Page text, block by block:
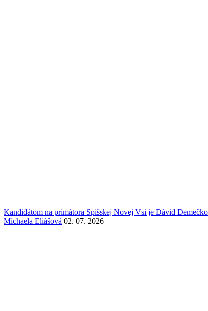
Kandidátom na primátora Spišskej Novej Vsi je Dávid Demečko
Michaela Eliášová 02. 07. 2026